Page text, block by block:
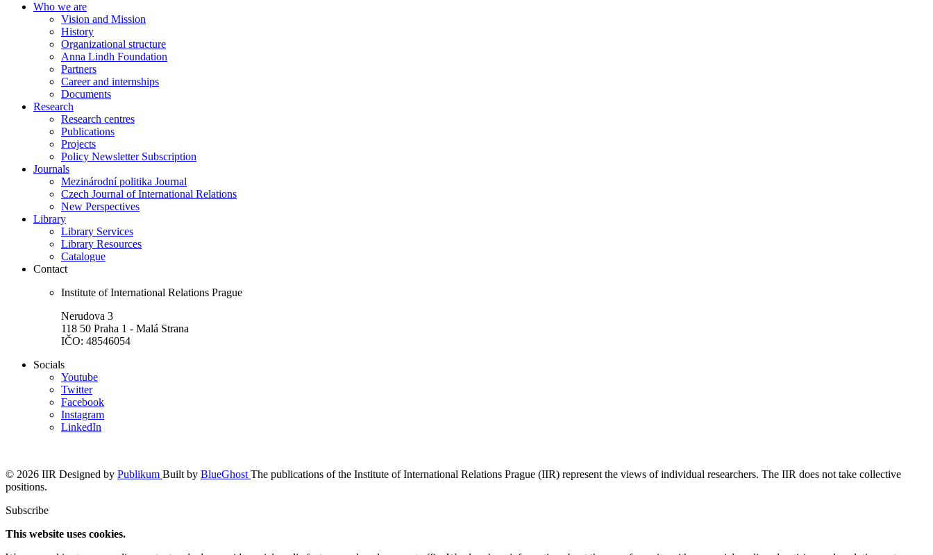
Who we are
Vision and Mission
History
Organizational structure
Anna Lindh Foundation
Partners
Career and internships
Documents
Research
Research centres
Publications
Projects
Policy Newsletter Subscription
Journals
Mezinárodní politika Journal
Czech Journal of International Relations
New Perspectives
Library
Library Services
Library Resources
Catalogue
Contact
Institute of International Relations Prague
Nerudova 3
118 50 Praha 1 - Malá Strana
IČO: 48546054
Socials
Youtube
Twitter
Facebook
Instagram
LinkedIn
© 2026 IIR Designed by Publikum Built by BlueGhost The publications of the Institute of International Relations Prague (IIR) represent the views of individual researchers. The IIR does not take collective
positions.
Subscribe
This website uses cookies.